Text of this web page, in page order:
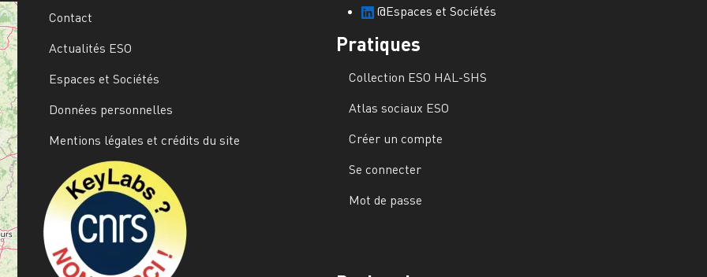
Contact
Actualités ESO
Espaces et Sociétés
Données personnelles
Mentions légales et crédits du site
@Espaces et Sociétés
Pratiques
Collection ESO HAL-SHS
Atlas sociaux ESO
Créer un compte
Se connecter
Mot de passe